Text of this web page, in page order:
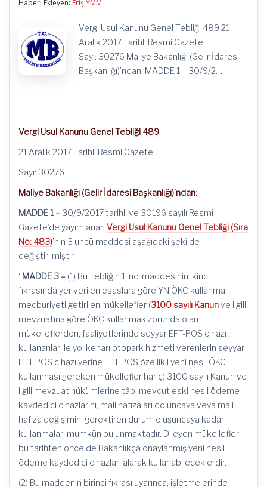
Yapılmasına
Dair
Tebliğ
(Sıra
489)
Haberi Ekleyen: Eriş YMM
Vergi Usul Kanunu Genel Tebliği 489 21
Aralık 2017 Tarihli Resmi Gazete
Sayı: 30276 Maliye Bakanlığı (Gelir İdaresi
Başkanlığı)’ndan: MADDE 1 – 30/9/2…
Vergi Usul Kanunu Genel Tebliği 489
21 Aralık 2017 Tarihli Resmi Gazete
Sayı: 30276
Maliye Bakanlığı (Gelir İdaresi Başkanlığı)’ndan:
MADDE 1 – 30/9/2017tarihli ve 30196 sayılı Resmî
Gazete’de yayımlanan Vergi Usul Kanunu Genel Tebliği (Sıra
No: 483)’nin 3 üncü maddesi aşağıdaki şekilde
değiştirilmiştir.
“MADDE 3 – (1) Bu Tebliğin 1 inci maddesinin ikinci
fıkrasında yer verilen esaslara göre YN ÖKC kullanma
mecburiyeti getirilen mükellefler (3100 sayılı Kanunve ilgili
mevzuatına göre ÖKC kullanmak zorunda olan
mükelleflerden, faaliyetlerinde seyyar EFT-POS cihazı
kullananlar ile yol kenarı otopark hizmeti verenlerin seyyar
EFT-POS cihazı yerine EFT-POS özellikli yeni nesil ÖKC
kullanması gereken mükellefler hariç) 3100 sayılı Kanun ve
ilgili mevzuat hükümlerine tâbi mevcut eski nesil ödeme
kaydedici cihazlarını, mali hafızaları doluncaya veya mali
hafıza değişimini gerektiren durum oluşuncaya kadar
kullanmaları mümkün bulunmaktadır. Dileyen mükellefler
bu tarihten önce de Bakanlıkça onaylanmış yeni nesil
ödeme kaydedici cihazları alarak kullanabileceklerdir.
(2) Bu maddenin birinci fıkrası uyarınca, işletmelerinde